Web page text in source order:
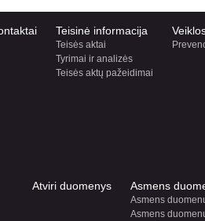
Teisinė informacija
Teisės aktai
Tyrimai ir analizės
Teisės aktų pažeidimai
Atviri duomenys Asmens
Asmens
Asmens